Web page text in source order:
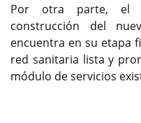
Por otra parte, el
construcción del
encuentra en su etapa
red sanitaria lista y
módulo de servicios